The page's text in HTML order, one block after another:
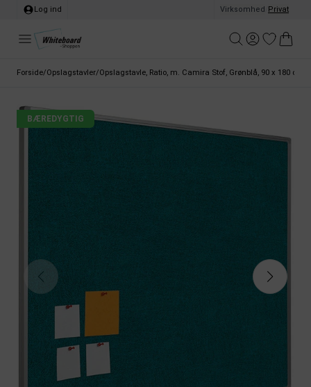
Log ind Virksomhed Privat
Forside/Opslagstavler/Opslagstavle, Ratio, m. Camira Stof, Grønblå, 90 x 180 cm
BÆREDYGTIG